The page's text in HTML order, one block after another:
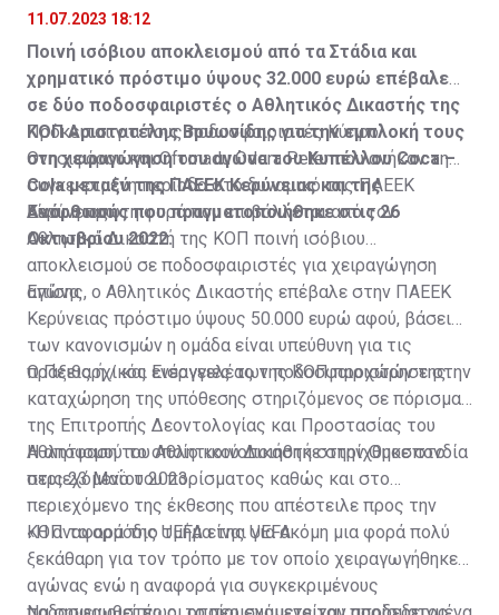
11.07.2023 18:12
Ποινή ισόβιου αποκλεισμού από τα Στάδια και
χρηματικό πρόστιμο ύψους 32.000 ευρώ επέβαλε
σε δύο ποδοσφαιριστές ο Αθλητικός Δικαστής της
ΚΟΠ Αριστοτέλης Βρυωνίδης για την εμπλοκή τους
στη χειραγώγηση του αγώνα του Κυπέλλου Coca –
Cola μεταξύ της ΠΑΕΕΚ Κερύνειας και της
Ανόρθωσης που πραγματοποιήθηκε στις 26
Οκτωβρίου 2022.
Πρόκειται για τους ποδοσφαιριστές Κύπρο
Ονησιφόρου και Ofornadu Odera Peter που ανήκαν τη
συγκεκριμένη περίοδο στο δυναμικό της ΠΑΕΕΚ
Κερύνειας.
Είναι η πρώτη φορά που επιβάλλεται από τoν
Αθλητικό Δικαστή της ΚΟΠ ποινή ισόβιου
αποκλεισμού σε ποδοσφαιριστές για χειραγώγηση
αγώνα.
Επίσης, ο Αθλητικός Δικαστής επέβαλε στην ΠΑΕΕΚ
Κερύνειας πρόστιμο ύψους 50.000 ευρώ αφού, βάσει
των κανονισμών η ομάδα είναι υπεύθυνη για τις
πράξεις ή / και ενέργειες των ποδοσφαιριστών της.
Ο Πειθαρχικός Εισαγγελέας της ΚΟΠ προχώρησε στην
καταχώρηση της υπόθεσης στηριζόμενος σε πόρισμα
της Επιτροπής Δεοντολογίας και Προστασίας του
Αθλητισμού το οποίο κοινοποιήθηκε στην Ομοσπονδία
στις 23 Μαΐου 2023.
Η απόφαση του Αθλητικού Δικαστή στηρίχθηκε στο
περιεχόμενο του πορίσματος καθώς και στο
περιεχόμενο της έκθεσης που απέστειλε προς την
ΚΟΠ το αρμόδιο τμήμα της UEFA.
«Η αναφορά της UEFA είναι για ακόμη μια φορά πολύ
ξεκάθαρη για τον τρόπο με τον οποίο χειραγωγήθηκε ο
αγώνας ενώ η αναφορά για συγκεκριμένους